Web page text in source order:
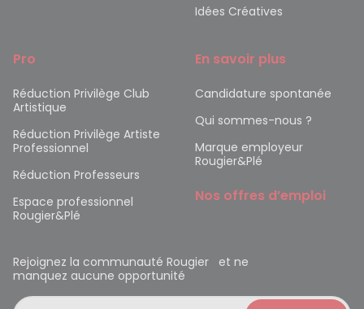
Idées Créatives
Pro
Réduction Privilège Club
Artistique
Réduction Privilège Artiste
Professionnel
Réduction Professeurs
Espace professionnel
Rougier&Plé
En savoir plus
Candidature spontanée
Qui sommes-nous ?
Marque employeur
Rougier&Plé
Nos offres d’emploi
Rejoignez la communauté Rougier et ne
manquez aucune opportunité